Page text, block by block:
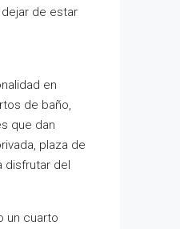
de estar
en
de baño,
que dan
plaza de
disfrutar del
un cuarto